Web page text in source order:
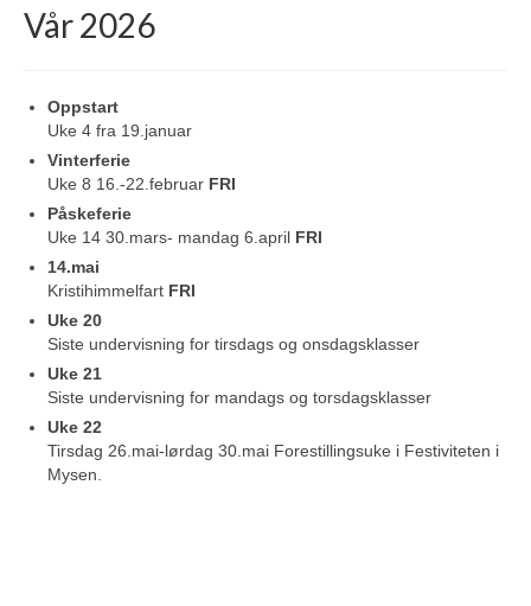
Påmelding Timeplan
Forestilling vår 2026
Om oss
Vår 2026
Oppstart
Uke 4 fra 19.januar
Vinterferie
Uke 8 16.-22.februar FRI
Påskeferie
Uke 14 30.mars- mandag 6.april FRI
14.mai
Kristihimmelfart FRI
Uke 20
Siste undervisning for tirsdags og onsdagsklasser
Uke 21
Siste undervisning for mandags og torsdagsklasser
Uke 22
Tirsdag 26.mai-lørdag 30.mai Forestillingsuke i Festiviteten i
Mysen.